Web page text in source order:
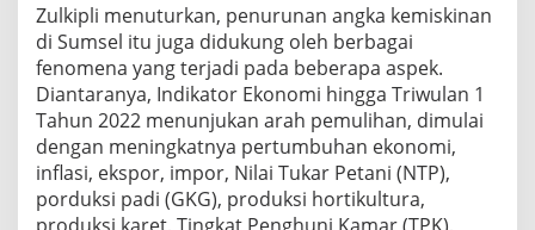
Zulkipli menuturkan, penurunan angka kemiskinan
di Sumsel itu juga didukung oleh berbagai
fenomena yang terjadi pada beberapa aspek.
Diantaranya, Indikator Ekonomi hingga Triwulan 1
Tahun 2022 menunjukan arah pemulihan, dimulai
dengan meningkatnya pertumbuhan ekonomi,
inflasi, ekspor, impor, Nilai Tukar Petani (NTP),
porduksi padi (GKG), produksi hortikultura,